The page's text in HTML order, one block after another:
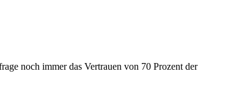
noch immer das Vertrauen von 70 Prozent der